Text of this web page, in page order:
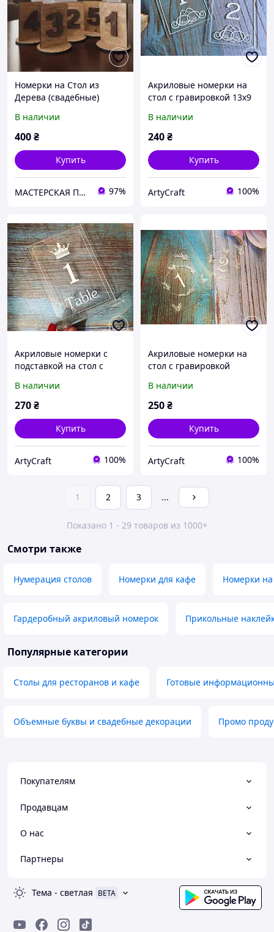
Номерки на Стол из
Дерева (свадебные)
В наличии
400₴
Купить
МАСТЕРСКАЯ ПОДАРКОВ 97%
Акриловые номерки на
стол с гравировкой 13х9
В наличии
240₴
Купить
ArtyCraft 100%
Акриловые номерки с
подставкой на стол с
В наличии
270₴
Купить
ArtyCraft 100%
Акриловые номерки на
стол с гравировкой
В наличии
250₴
Купить
ArtyCraft 100%
1 2 3 ...
Показано 1 - 29 товаров из 1000+
Смотри также
Нумерация столов Номерки для кафе Номерки на
Гардеробный акриловый номерок Прикольные
Популярные категории
Столы для ресторанов и кафе Готовые
Объемные буквы и свадебные декорации Промо
Покупателям
Продавцам
О нас
Партнеры
Тема - светлая BETA